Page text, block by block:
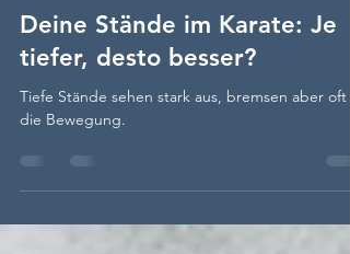
12. Nov. 2025
3 Min. Lesezeit
Deine Stände im Karate: Je
tiefer, desto besser?
die Bewegung.